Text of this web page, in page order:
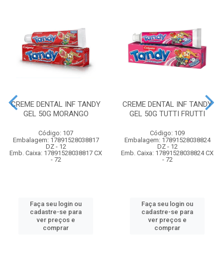
CREME DENTAL INF TANDY
GEL 50G MORANGO
Código: 107
Embalagem: 17891528038817
DZ - 12
Emb. Caixa: 17891528038817 CX
- 72
Faça seu login ou
cadastre-se para
ver preços e
comprar
CREME DENTAL INF TANDY
GEL 50G TUTTI FRUTTI
Código: 109
Embalagem: 17891528038824
DZ - 12
Emb. Caixa: 17891528038824 CX
- 72
Faça seu login ou
cadastre-se para
ver preços e
comprar